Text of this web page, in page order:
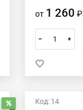
от 1 260 ₽
– +
РаспродажаКод: 14